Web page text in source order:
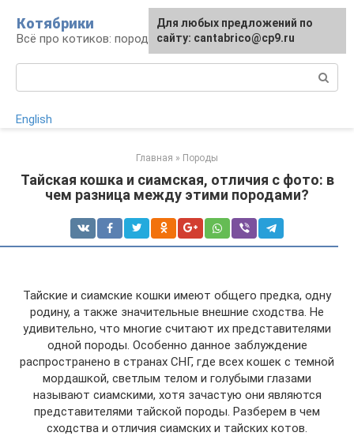
контенту
Котябрики
Всё про котиков: породы, содержание, уход
English
Главная » Породы
Тайская кошка и сиамская, отличия с фото: в
чем разница между этими породами?
Тайские и сиамские кошки имеют общего предка, одну
родину, а также значительные внешние сходства. Не
удивительно, что многие считают их представителями
одной породы. Особенно данное заблуждение
распространено в странах СНГ, где всех кошек с темной
мордашкой, светлым телом и голубыми глазами
называют сиамскими, хотя зачастую они являются
представителями тайской породы. Разберем в чем
сходства и отличия сиамских и тайских котов.
Для любых предложений по
сайту: cantabrico@cp9.ru